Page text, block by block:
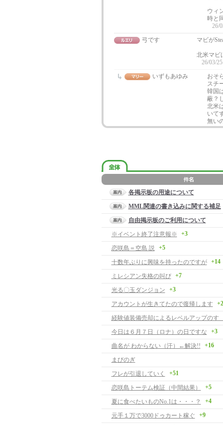
ウィ
時と
26/
弓です
マビが
北米マビ
26/03/
いずもあゆみ
おそ
スチ
韓国
蔽？
北米
いて
無い
各掲示板の用途について
MML関連の書き込みに関する補足
自由掲示板のご利用について
※イベント終了注意報※
+3
恋咲島＝空島 説 +5
十数年ぶりに興味を持ったのですが +14
ミレシアン失格の叫び +7
光る〇玉ダンジョン +3
アカウントが生きてたので復帰します +2
経験値装備売却によるレベルアップのす
今日は６月７日（ロナ）の日ですな
+3
曲名が わからない（汗）←解決!! +16
まびのぎ
フレが引退していく
+51
恋咲島トーテム検証（中間結果） +5
夏に食べたいものNo.1は・・・？ +4
元手１万で3000ドゥカート稼ぐ +9